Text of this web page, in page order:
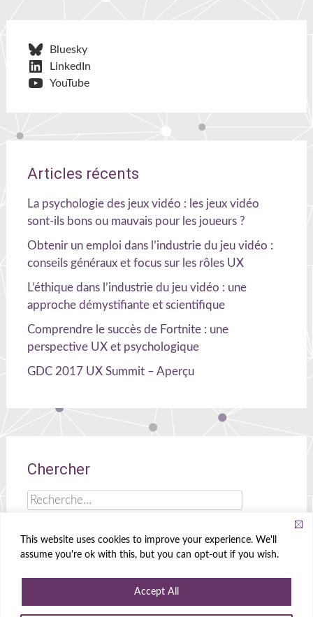
This website uses cookies to improve your experience. We'll
assume you're ok with this, but you can opt-out if you wish.
Accept All
Bluesky
LinkedIn
YouTube
Articles récents
La psychologie des jeux vidéo : les jeux vidéo
sont-ils bons ou mauvais pour les joueurs ?
Obtenir un emploi dans l’industrie du jeu vidéo :
conseils généraux et focus sur les rôles UX
L’éthique dans l’industrie du jeu vidéo : une
approche démystifiante et scientifique
Comprendre le succès de Fortnite : une
perspective UX et psychologique
GDC 2017 UX Summit – Aperçu
Chercher
Rechercher :
Celia Hodent|Cerveau, UX et jeux !
ThemeRadiate